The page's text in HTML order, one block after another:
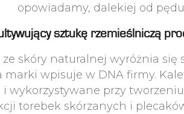
opowiadamy, dalekiej od
sztukę rzemieślniczą
skóry naturalnej wyróżnia się
marki wpisuje w DNA firmy.
wykorzystywane przy
torebek skórzanych i